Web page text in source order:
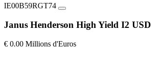
IE00B59RGT74
Janus Henderson High Yield I2 USD
€ 0.00 Millions d'Euros